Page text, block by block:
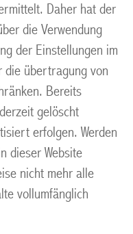
Daher hat der
die Verwendung
der Einstellungen im
die übertragung von
Bereits
gelöscht
erfolgen. Werden
dieser Website
nicht mehr alle
vollumfänglich